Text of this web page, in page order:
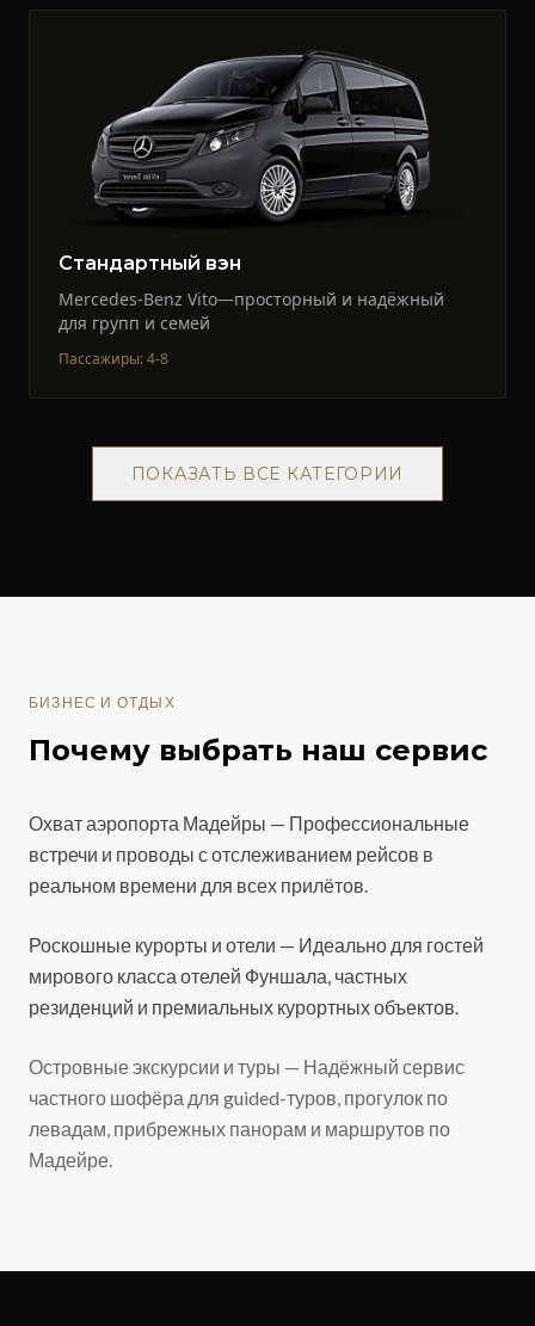
Стандартный вэн
Mercedes-Benz Vito—просторный и надёжный
для групп и семей
Пассажиры:4-8
ПОКАЗАТЬ ВСЕ КАТЕГОРИИ
БИЗНЕС И ОТДЫХ
Почему выбрать наш сервис
Охват аэропорта Мадейры — Профессиональные
встречи и проводы с отслеживанием рейсов в
реальном времени для всех прилётов.
Роскошные курорты и отели — Идеально для гостей
мирового класса отелей Фуншала, частных
резиденций и премиальных курортных объектов.
Островные экскурсии и туры — Надёжный сервис
частного шофёра для guided-туров, прогулок по
левадам, прибрежных панорам и маршрутов по
Мадейре.